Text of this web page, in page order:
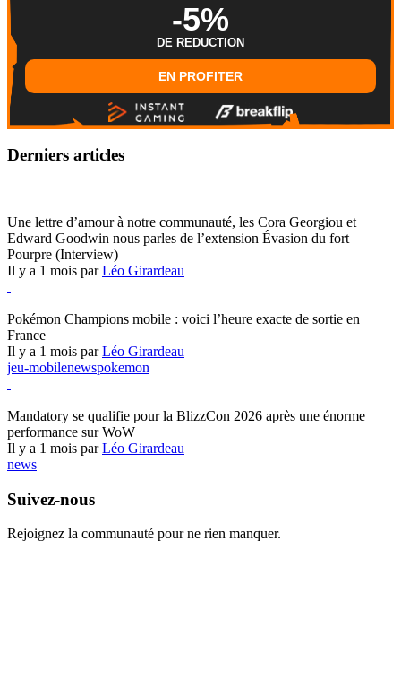
-5%
DE REDUCTION
EN PROFITER
Derniers articles
Une lettre d’amour à notre communauté, les Cora Georgiou et
Edward Goodwin nous parles de l’extension Évasion du fort
Pourpre (Interview)
Il y a 1 mois parLéo Girardeau
Pokémon Champions mobile : voici l’heure exacte de sortie en
France
Il y a 1 mois parLéo Girardeau
jeu-mobilenewspokemon
Mandatory se qualifie pour la BlizzCon 2026 après une énorme
performance sur WoW
Il y a 1 mois parLéo Girardeau
news
Suivez-nous
Rejoignez la communauté pour ne rien manquer.